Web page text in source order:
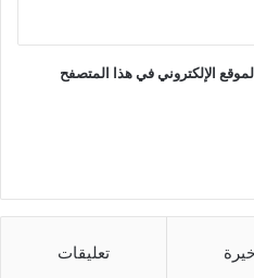
الإلكتروني في هذا المتصفح
تعليقات